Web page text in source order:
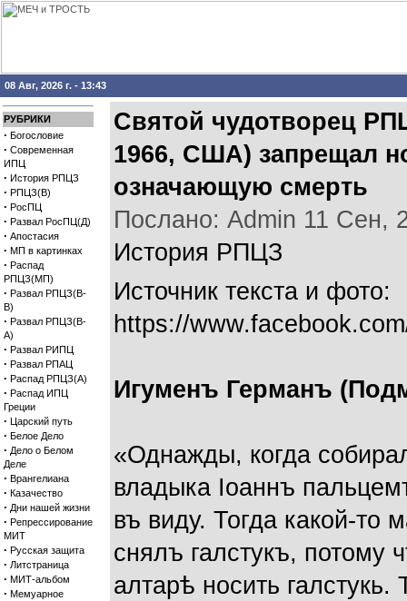
08 Авг, 2026 г. - 13:43
РУБРИКИ
· Богословие
· Современная
ИПЦ
· История РПЦЗ
· РПЦЗ(В)
· РосПЦ
· Развал РосПЦ(Д)
· Апостасия
· МП в картинках
· Распад
РПЦЗ(МП)
· Развал РПЦЗ(В-
В)
· Развал РПЦЗ(В-
А)
· Развал РИПЦ
· Развал РПАЦ
· Распад РПЦЗ(А)
· Распад ИПЦ
Греции
· Царский путь
· Белое Дело
· Дело о Белом
Деле
· Врангелиана
· Казачество
· Дни нашей жизни
· Репрессирование
МИТ
· Русская защита
· Литстраница
· МИТ-альбом
· Мемуарное
Святой чудотворец
1966, США) запрещал
означающую смерть
Послано: Admin 11 Сен,
История РПЦЗ
Источник текста и фото:
https://
Игуменъ Германъ
«Однажды, когда
владыка Іоаннъ
въ виду. Тогда какой-то
снялъ галстукъ, потому
алтарѣ носить